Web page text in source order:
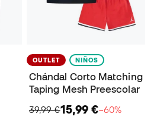
OUTLET NIÑOS
Chándal Corto Matching
Taping Mesh Preescolar
39,99 €15,99 €−60%